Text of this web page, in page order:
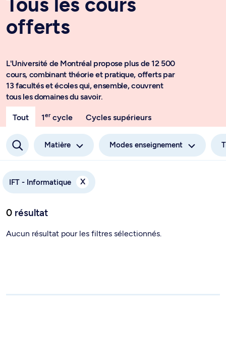
offerts
L'Université de Montréal propose plus de 12 500
cours, combinant théorie et pratique, offerts par
13 facultés et écoles qui, ensemble, couvrent
tous les domaines du savoir.
Tout 1ercycle Cycles supérieurs
Matière Modes enseignement
IFT - Informatique X
0 résultat
Aucun résultat pour les filtres sélectionnés.